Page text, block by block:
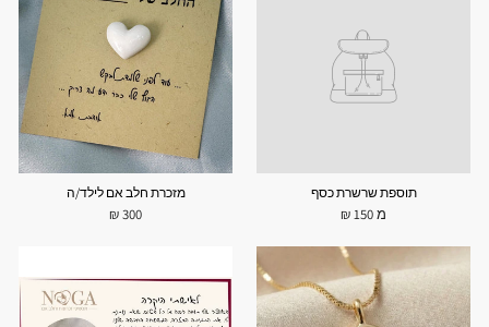
תוספת שרשרת כסף
מ 150 ₪
מזכרת חלב אם לילד/ה
300 ₪